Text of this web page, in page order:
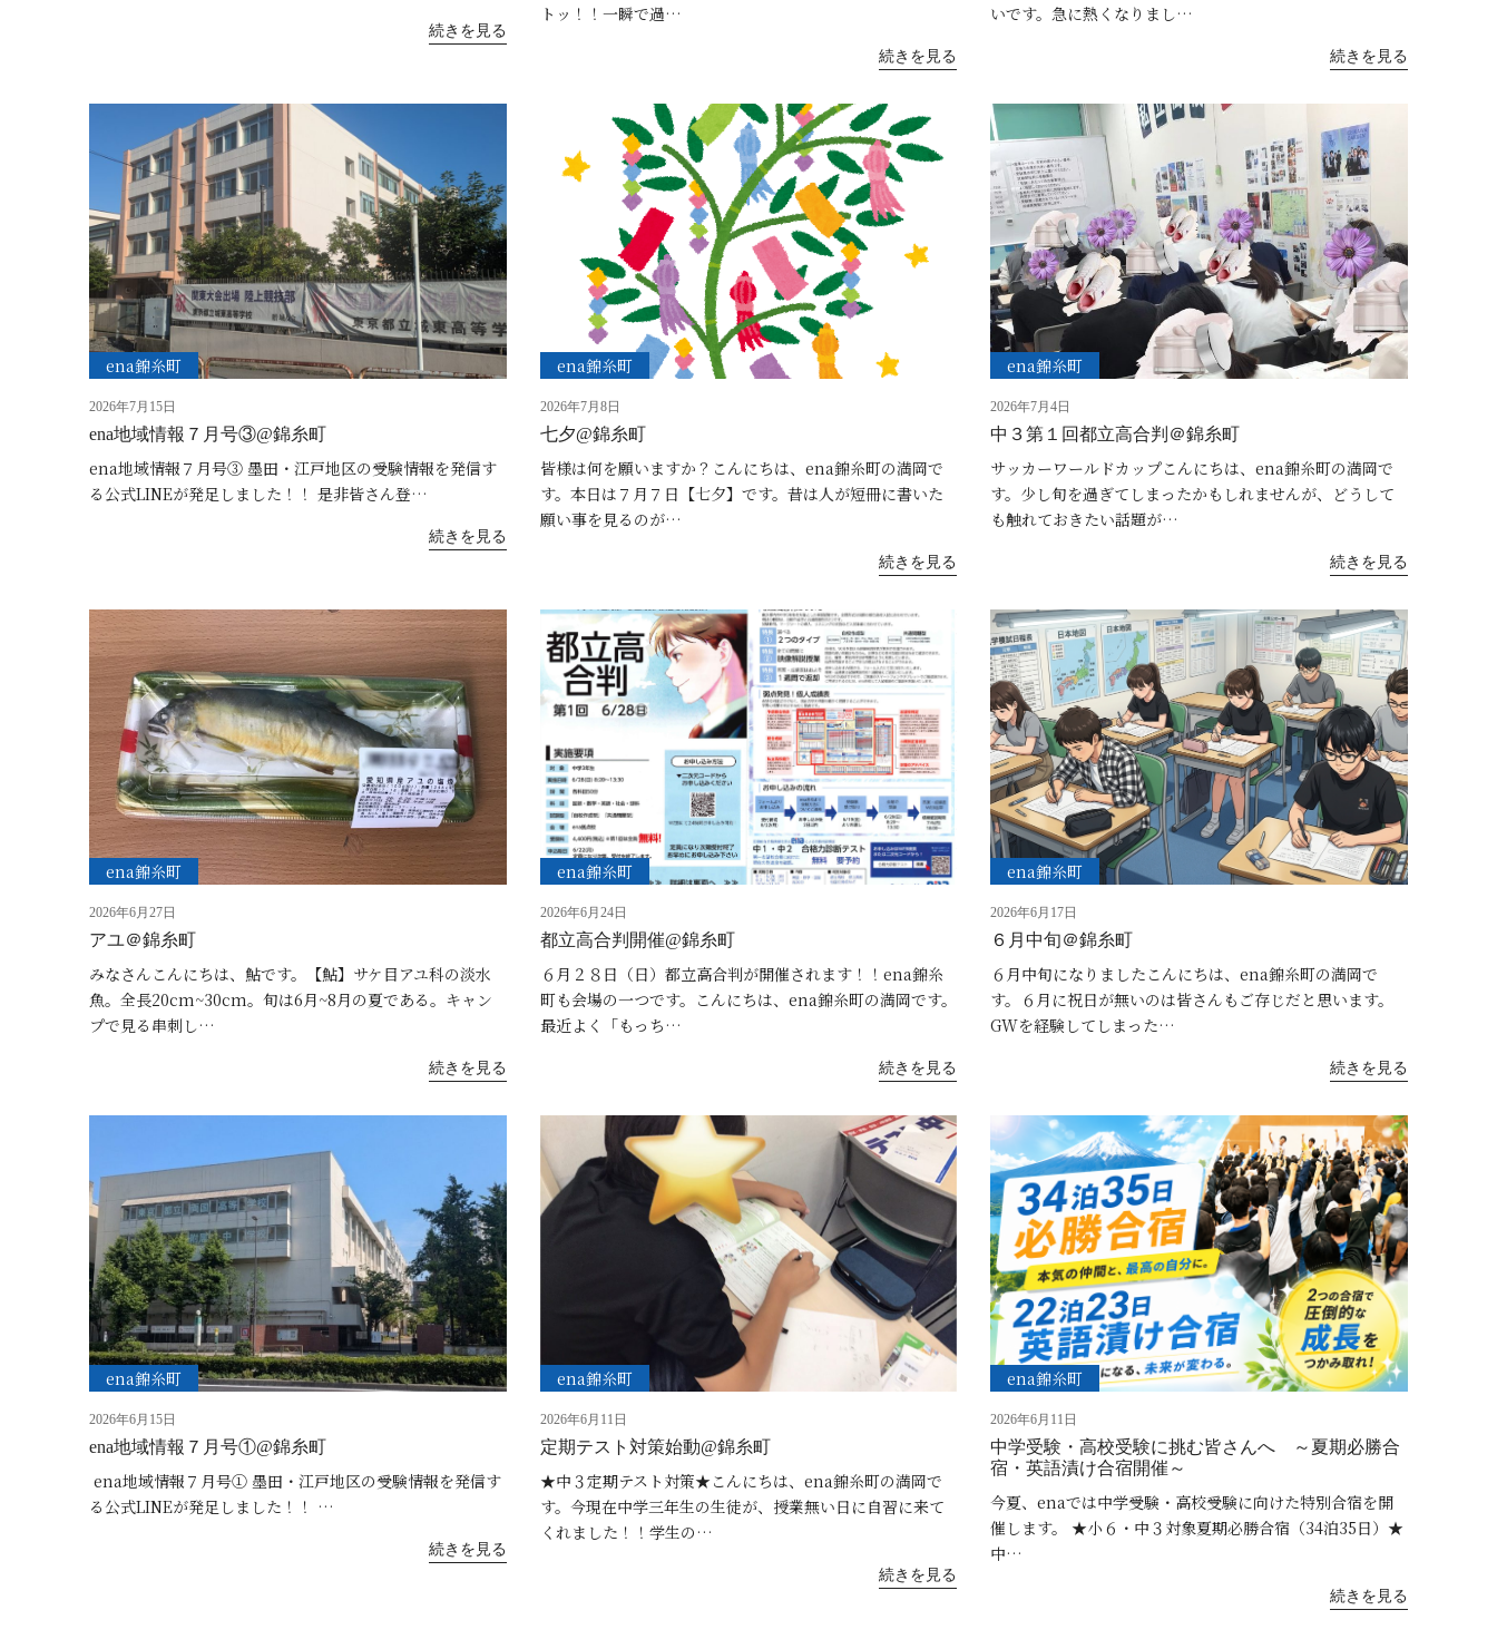
続きを見る
トッ！！一瞬で過…
続きを見る
いです。急に熱くなりまし…
続きを見る
ena錦糸町
2026年7月15日
ena地域情報７月号③@錦糸町
ena地域情報７月号③ 墨田・江戸地区の受験情報を発信す
る公式LINEが発足しました！！ 是非皆さん登…
続きを見る
ena錦糸町
2026年7月8日
七夕@錦糸町
皆様は何を願いますか？こんにちは、ena錦糸町の満岡で
す。本日は７月７日【七夕】です。昔は人が短冊に書いた
願い事を見るのが…
続きを見る
ena錦糸町
2026年7月4日
中３第１回都立高合判＠錦糸町
サッカーワールドカップこんにちは、ena錦糸町の満岡で
す。少し旬を過ぎてしまったかもしれませんが、どうして
も触れておきたい話題が…
続きを見る
ena錦糸町
2026年6月27日
アユ＠錦糸町
みなさんこんにちは、鮎です。【鮎】サケ目アユ科の淡水
魚。全長20cm~30cm。旬は6月~8月の夏である。キャン
プで見る串刺し…
続きを見る
ena錦糸町
2026年6月24日
都立高合判開催@錦糸町
６月２８日（日）都立高合判が開催されます！！ena錦糸
町も会場の一つです。こんにちは、ena錦糸町の満岡です。
最近よく「もっち…
続きを見る
ena錦糸町
2026年6月17日
６月中旬＠錦糸町
６月中旬になりましたこんにちは、ena錦糸町の満岡で
す。６月に祝日が無いのは皆さんもご存じだと思います。
GWを経験してしまった…
続きを見る
ena錦糸町
2026年6月15日
ena地域情報７月号①@錦糸町
ena地域情報７月号① 墨田・江戸地区の受験情報を発信す
る公式LINEが発足しました！！ …
続きを見る
ena錦糸町
2026年6月11日
定期テスト対策始動@錦糸町
★中３定期テスト対策★こんにちは、ena錦糸町の満岡で
す。今現在中学三年生の生徒が、授業無い日に自習に来て
くれました！！学生の…
続きを見る
ena錦糸町
2026年6月11日
中学受験・高校受験に挑む皆さんへ ～夏期必勝合
宿・英語漬け合宿開催～
今夏、enaでは中学受験・高校受験に向けた特別合宿を開
催します。 ★小６・中３対象夏期必勝合宿（34泊35日）★
中…
続きを見る